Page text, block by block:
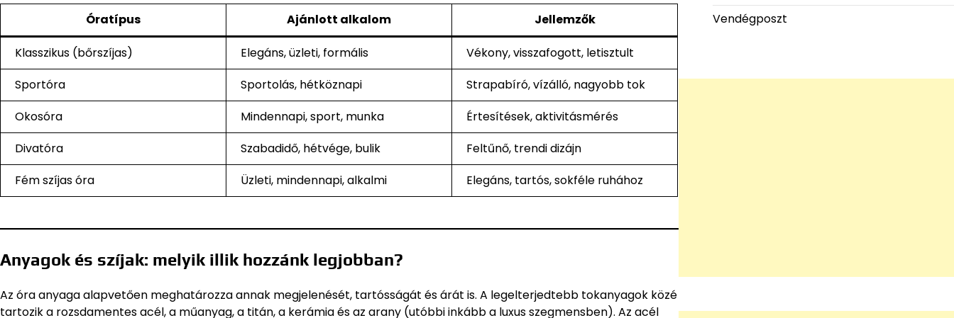
Óratípus Ajánlott alkalom Jellemzők
Klasszikus (bőrszíjas) Elegáns, üzleti, formális
Vékony, visszafogott, letisztult
Sportóra
Sportolás, hétköznapi
Strapabíró, vízálló, nagyobb tok
Okosóra
Mindennapi, sport, munka
Értesítések, aktivitásmérés
Divatóra
Szabadidő, hétvége, bulik
Feltűnő, trendi dizájn
Fém szíjas óra
Üzleti, mindennapi, alkalmi Elegáns, tartós, sokféle ruhához
Anyagok és szíjak: melyik illik hozzánk legjobban?
Az óra anyaga alapvetően meghatározza annak megjelenését, tartósságát és árát is. A legelterjedtebb tokanyagok közé
tartozik a rozsdamentes acél, a műanyag, a titán, a kerámia és az arany (utóbbi inkább a luxus szegmensben). Az acél
Vendégposzt